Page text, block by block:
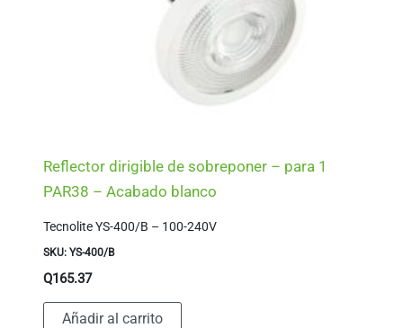
Reflector dirigible de sobreponer – para 1
PAR38 – Acabado blanco
Tecnolite YS-400/B – 100-240V
SKU: YS-400/B
Q165.37
Añadir al carrito